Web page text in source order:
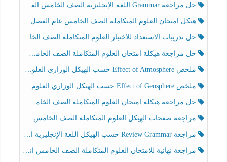
حل مراجعة Grammar اللغة الإنجليزية الصف الخامس الفصل الثالث
هيكل امتحان العلوم المتكاملة الصف الخامس عام الفصل الدراسي الثالث 2025-2026
حل تدريبات الاستعداد للاختبار العلوم المتكاملة الصف الخامس عام الفصل الثالث
حل مراجعة هيكلة امتحان العلوم المتكاملة الصف الخامس انسبير الفصل الثالث
ملخص Effect of Atmosphere حسب الهيكل الوزاري العلوم المتكاملة الصف الخامس انسبير الفصل الثالث
ملخص Effect of Geosphere حسب الهيكل الوزاري العلوم المتكاملة الصف الخامس انسبير الفصل الثالث
حل مراجعة هيكلة امتحان العلوم المتكاملة الصف الخامس عام الفصل الثالث
مراجعة صفحات الهيكل العلوم المتكاملة الصف الخامس انسبير الفصل الثالث
مراجعة Review Grammar حسب الهيكل اللغة الإنجليزية الصف الخامس الفصل الثالث
مراجعة نهائية للامتحان العلوم المتكاملة الصف الخامس انسبير الفصل الثالث